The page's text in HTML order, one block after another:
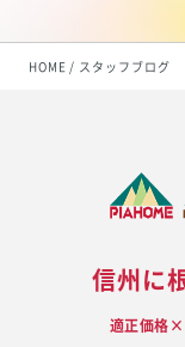
HOME スタッフブログ
信州に
適正価格